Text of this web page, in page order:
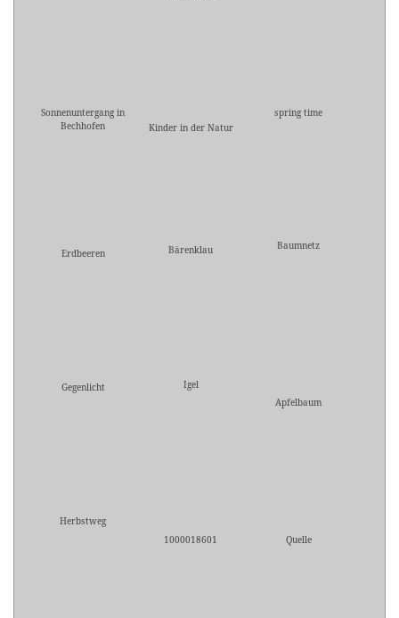
Sonnenuntergang in
Bechhofen
Kinder in der Natur
spring time
Erdbeeren Bärenklau Baumnetz
Gegenlicht
Igel
Apfelbaum
Herbstweg
1000018601
Quelle